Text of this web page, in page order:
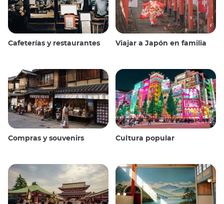
Cafeterías y restaurantes Viajar a Japón en familia
Compras y souvenirs Cultura popular